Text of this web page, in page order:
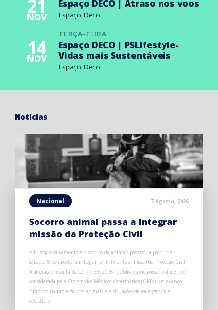
21
NOV
Espaço DECO | Atraso nos voos
Espaço Deco
TERÇA-FEIRA
14
NOV
Espaço DECO | PSLifestyle-
Vidas mais Sustentáveis
Espaço Deco
Notícias
Nacional 7 Agosto, 2026
Socorro animal passa a integrar
missão da Proteção Civil
A busca, o salvamento e o socorro de animais passam, a partir de
sábado, 8 de agosto, a integrar formalmente a missão da Proteção Civil.
A alteração resulta da Lei n.º 38/2026, publicada no passado dia 3, e é
considerada pela Ordem dos Médicos Veterinários (OMV) um avanço
histórico na proteção dos animais em situações de emergência e
catástrofe.